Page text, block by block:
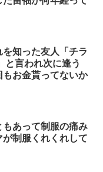
知った友人「チラ
と言われ次に逢う
お金貰ってないか
あって制服の痛み
制服くれくれして